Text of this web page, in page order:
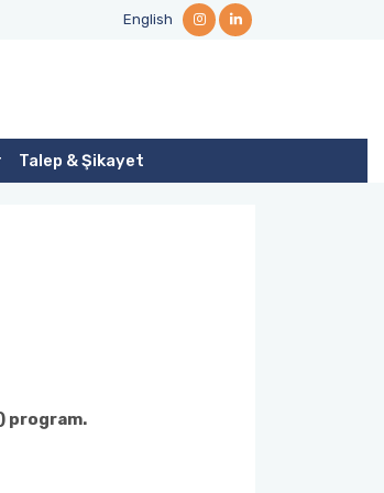
English
Talep & Şikayet
program.